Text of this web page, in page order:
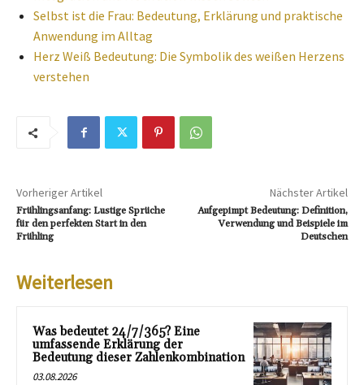
Selbst ist die Frau: Bedeutung, Erklärung und praktische
Anwendung im Alltag
Herz Weiß Bedeutung: Die Symbolik des weißen Herzens
verstehen
Vorheriger Artikel
Frühlingsanfang: Lustige Sprüche
für den perfekten Start in den
Frühling
Nächster Artikel
Aufgepimpt Bedeutung: Definition,
Verwendung und Beispiele im
Deutschen
Weiterlesen
Was bedeutet 24/7/365? Eine
umfassende Erklärung der
Bedeutung dieser Zahlenkombination
03.08.2026